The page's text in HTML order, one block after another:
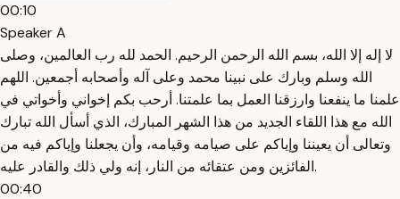
00:10
Speaker A
لا إله إلا الله، بسم الله الرحمن الرحيم. الحمد لله رب العالمين، وصلى
الله وسلم وبارك على نبينا محمد وعلى آله وأصحابه أجمعين. اللهم
علمنا ما ينفعنا وارزقنا العمل بما علمتنا. أرحب بكم إخواني وأخواتي في
الله مع هذا اللقاء الجديد من هذا الشهر المبارك، الذي أسأل الله تبارك
وتعالى أن يعيننا وإياكم على صيامه وقيامه، وأن يجعلنا وإياكم فيه من
الفائزين ومن عتقائه من النار، إنه ولي ذلك والقادر عليه.
00:40